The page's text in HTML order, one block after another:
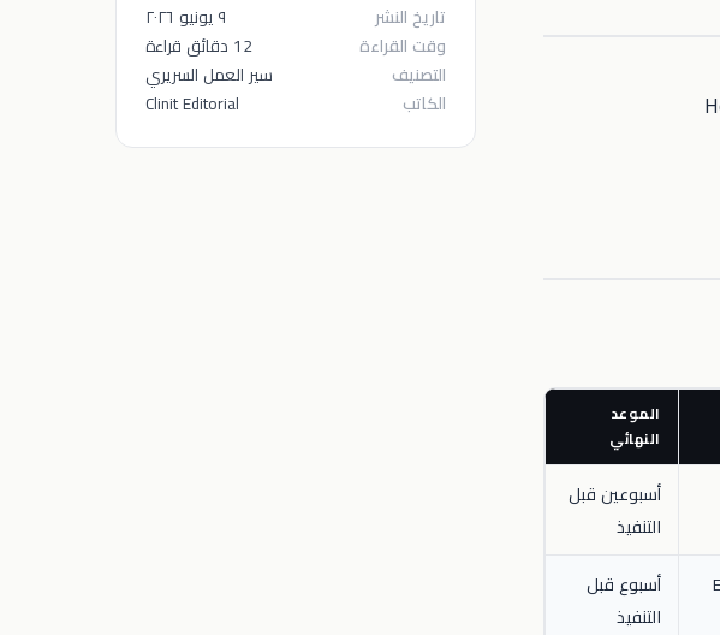
الموعد
النهائي
أسبوعين قبل
التنفيذ
أسبوع قبل
التنفيذ
تاريخ النشر
٩ يونيو ٢٠٢٦
وقت القراءة
12 دقائق قراءة
التصنيف
سير العمل السريري
الكاتب
Clinit Editorial